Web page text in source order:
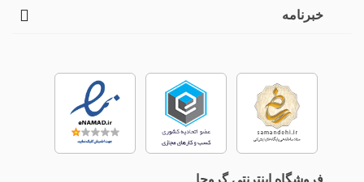
خبرنامه
فروشگاه اینترنتی گروچا